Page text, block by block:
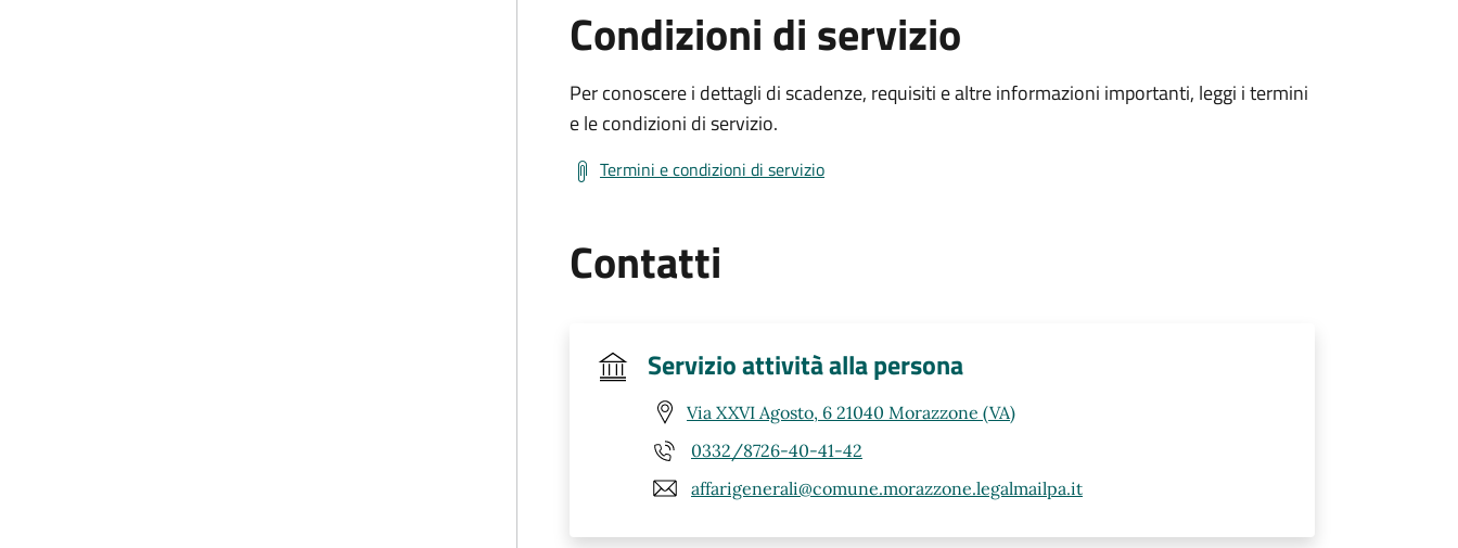
Condizioni di servizio
Per conoscere i dettagli di scadenze, requisiti e altre informazioni importanti, leggi i termini
e le condizioni di servizio.
Termini e condizioni di servizio
Contatti
Servizio attività alla persona
Via XXVI Agosto, 6 21040 Morazzone (VA)
0332/8726-40-41-42
affarigenerali@comune.morazzone.legalmailpa.it